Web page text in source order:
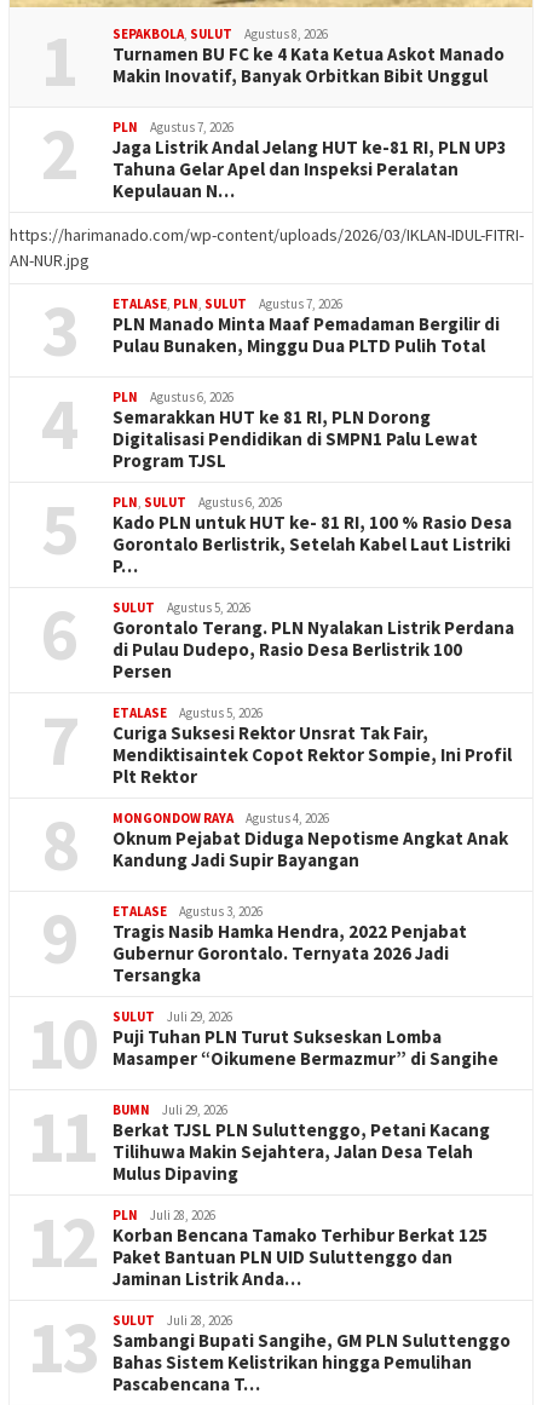
1 SEPAKBOLA, SULUT Agustus 8, 2026
Turnamen BU FC ke 4 Kata Ketua Askot Manado
Makin Inovatif, Banyak Orbitkan Bibit Unggul
2 PLN Agustus 7, 2026
Jaga Listrik Andal Jelang HUT ke-81 RI, PLN UP3
Tahuna Gelar Apel dan Inspeksi Peralatan
Kepulauan N…
https://harimanado.com/wp-content/uploads/2026/03/IKLAN-IDUL-FITRI-
AN-NUR.jpg
3 ETALASE, PLN, SULUT Agustus 7, 2026
PLN Manado Minta Maaf Pemadaman Bergilir di
Pulau Bunaken, Minggu Dua PLTD Pulih Total
4 PLN Agustus 6, 2026
Semarakkan HUT ke 81 RI, PLN Dorong
Digitalisasi Pendidikan di SMPN1 Palu Lewat
Program TJSL
5 PLN, SULUT Agustus 6, 2026
Kado PLN untuk HUT ke- 81 RI, 100 % Rasio Desa
Gorontalo Berlistrik, Setelah Kabel Laut Listriki
P…
6 SULUT Agustus 5, 2026
Gorontalo Terang. PLN Nyalakan Listrik Perdana
di Pulau Dudepo, Rasio Desa Berlistrik 100
Persen
7 ETALASE Agustus 5, 2026
Curiga Suksesi Rektor Unsrat Tak Fair,
Mendiktisaintek Copot Rektor Sompie, Ini Profil
Plt Rektor
8 MONGONDOW RAYA Agustus 4, 2026
Oknum Pejabat Diduga Nepotisme Angkat Anak
Kandung Jadi Supir Bayangan
9 ETALASE Agustus 3, 2026
Tragis Nasib Hamka Hendra, 2022 Penjabat
Gubernur Gorontalo. Ternyata 2026 Jadi
Tersangka
10 SULUT Juli 29, 2026
Puji Tuhan PLN Turut Sukseskan Lomba
Masamper “Oikumene Bermazmur” di Sangihe
11 BUMN Juli 29, 2026
Berkat TJSL PLN Suluttenggo, Petani Kacang
Tilihuwa Makin Sejahtera, Jalan Desa Telah
Mulus Dipaving
12 PLN Juli 28, 2026
Korban Bencana Tamako Terhibur Berkat 125
Paket Bantuan PLN UID Suluttenggo dan
Jaminan Listrik Anda…
13 SULUT Juli 28, 2026
Sambangi Bupati Sangihe, GM PLN Suluttenggo
Bahas Sistem Kelistrikan hingga Pemulihan
Pascabencana T…